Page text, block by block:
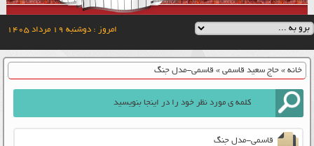
امروز : دوشنبه ۱۹ مرداد ۱۴۰۵
خانه» حاج سعید قاسمی» قاسمی-مدل جنگ
قاسمی-مدل جنگ